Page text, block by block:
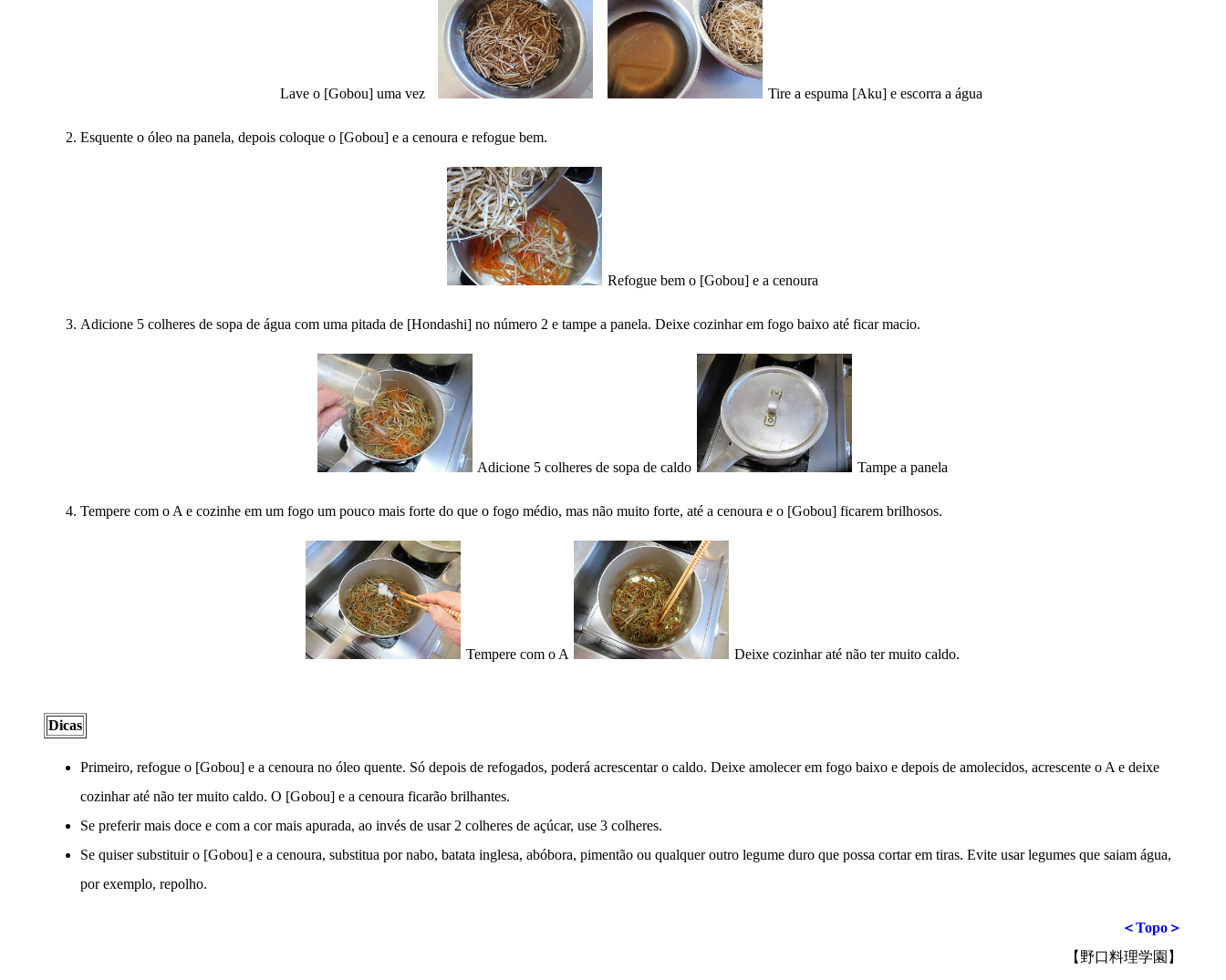
Lave o [Gobou] uma vez Tire a espuma [Aku] e escorra a água
Esquente o óleo na panela, depois coloque o [Gobou] e a cenoura e refogue bem.
Refogue bem o [Gobou] e a cenoura
Adicione 5 colheres de sopa de água com uma pitada de [Hondashi] no número 2 e tampe a panela. Deixe cozinhar em fogo baixo até ficar macio.
Adicione 5 colheres de sopa de caldo Tampe a panela
Tempere com o A e cozinhe em um fogo um pouco mais forte do que o fogo médio, mas não muito forte, até a cenoura e o [Gobou] ficarem brilhosos.
Tempere com o A Deixe cozinhar até não ter muito caldo.
Dicas
Primeiro, refogue o [Gobou] e a cenoura no óleo quente. Só depois de refogados, poderá acrescentar o caldo. Deixe amolecer em fogo baixo e depois de amolecidos, acrescente o A e deixe
cozinhar até não ter muito caldo. O [Gobou] e a cenoura ficarão brilhantes.
Se preferir mais doce e com a cor mais apurada, ao invés de usar 2 colheres de açúcar, use 3 colheres.
Se quiser substituir o [Gobou] e a cenoura, substitua por nabo, batata inglesa, abóbora, pimentão ou qualquer outro legume duro que possa cortar em tiras. Evite usar legumes que saiam água,
por exemplo, repolho.
＜Topo＞
【野口料理学園】